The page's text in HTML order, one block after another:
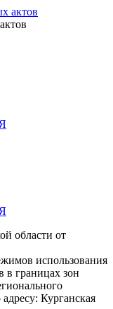
области от
использования
в границах зон
Курганская